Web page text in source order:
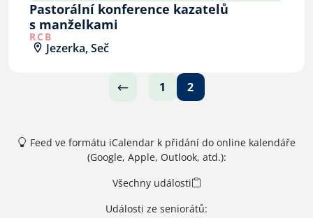
Pastorální konference kazatelů
s manželkami
RCB
Jezerka, Seč
1 2
Feed ve formátu iCalendar k přidání do online kalendáře
(Google, Apple, Outlook, atd.):
Všechny události
Události ze seniorátů: